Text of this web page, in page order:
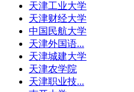
天津工业大学
天津财经大学
中国民航大学
天津外国语...
天津城建大学
天津农学院
天津职业技...